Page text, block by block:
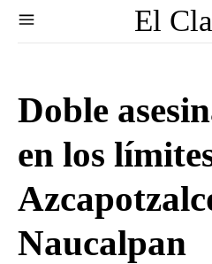
El
Doble
en los
Naucalpan